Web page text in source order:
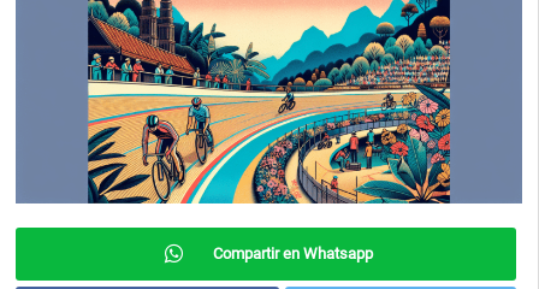
Compartir en Whatsapp